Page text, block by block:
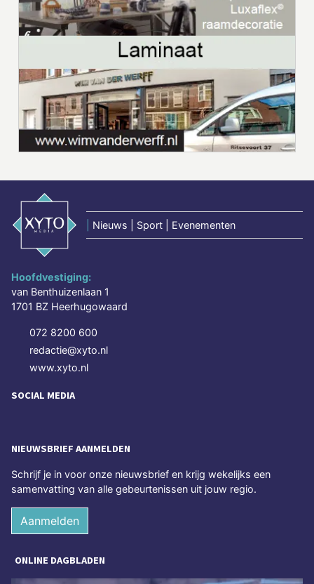
Nieuws | Sport | Evenementen
Hoofdvestiging:
van Benthuizenlaan 1
1701 BZ Heerhugowaard
072 8200 600
redactie@xyto.nl
www.xyto.nl
SOCIAL MEDIA
NIEUWSBRIEF AANMELDEN
Schrijf je in voor onze nieuwsbrief en krijg wekelijks een
samenvatting van alle gebeurtenissen uit jouw regio.
Aanmelden
ONLINE DAGBLADEN